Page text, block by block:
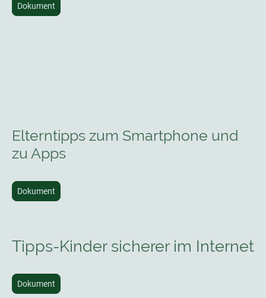
Dokument
Elterntipps zum Smartphone und
zu Apps
Dokument
Tipps-Kinder sicherer im Internet
Dokument